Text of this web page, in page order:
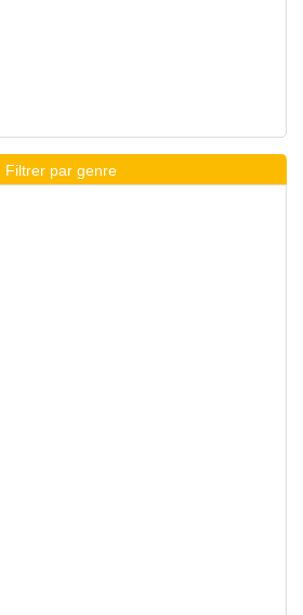
Filtrer par genre